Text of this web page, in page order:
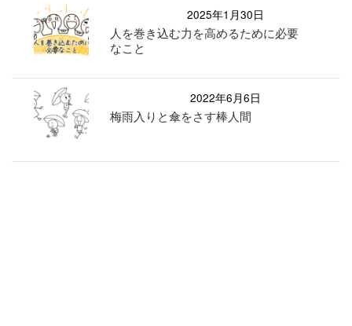
2025年1月30日
人を巻き込む力を高めるために必要
なこと
2022年6月6日
梅雨入りと傘をさす棒人間